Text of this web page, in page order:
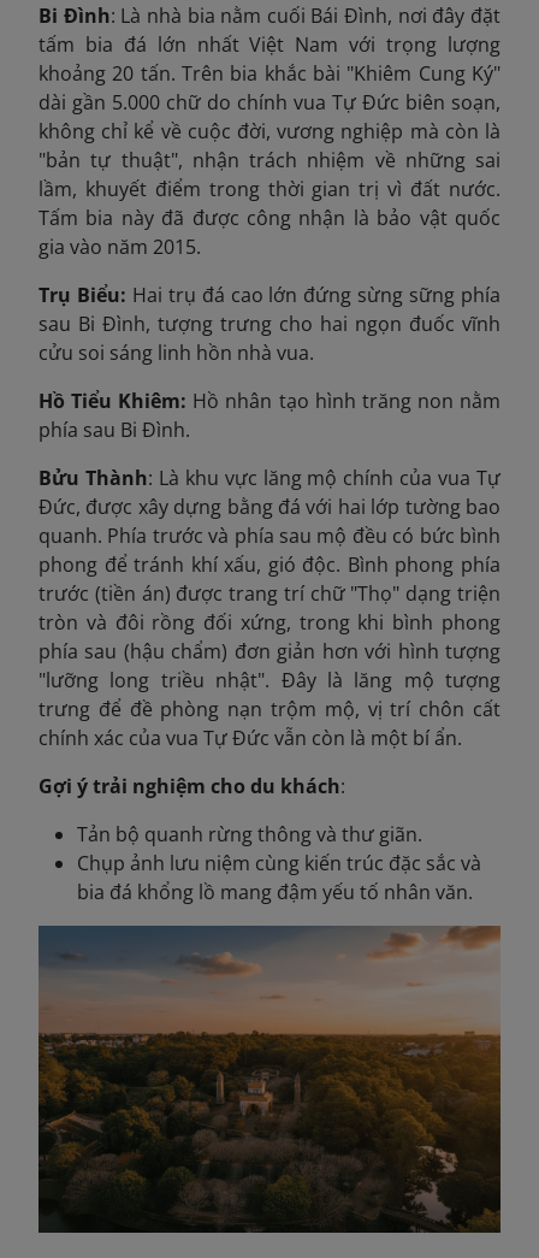
Bi Đình: Là nhà bia nằm cuối Bái Đình, nơi đây đặt
tấm bia đá lớn nhất Việt Nam với trọng lượng
khoảng 20 tấn. Trên bia khắc bài "Khiêm Cung Ký"
dài gần 5.000 chữ do chính vua Tự Đức biên soạn,
không chỉ kể về cuộc đời, vương nghiệp mà còn là
"bản tự thuật", nhận trách nhiệm về những sai
lầm, khuyết điểm trong thời gian trị vì đất nước.
Tấm bia này đã được công nhận là bảo vật quốc
gia vào năm 2015.
Trụ Biểu: Hai trụ đá cao lớn đứng sừng sững phía
sau Bi Đình, tượng trưng cho hai ngọn đuốc vĩnh
cửu soi sáng linh hồn nhà vua.
Hồ Tiểu Khiêm: Hồ nhân tạo hình trăng non nằm
phía sau Bi Đình.
Bửu Thành: Là khu vực lăng mộ chính của vua Tự
Đức, được xây dựng bằng đá với hai lớp tường bao
quanh. Phía trước và phía sau mộ đều có bức bình
phong để tránh khí xấu, gió độc. Bình phong phía
trước (tiền án) được trang trí chữ "Thọ" dạng triện
tròn và đôi rồng đối xứng, trong khi bình phong
phía sau (hậu chẩm) đơn giản hơn với hình tượng
"lưỡng long triều nhật". Đây là lăng mộ tượng
trưng để đề phòng nạn trộm mộ, vị trí chôn cất
chính xác của vua Tự Đức vẫn còn là một bí ẩn.
Gợi ý trải nghiệm cho du khách:
Tản bộ quanh rừng thông và thư giãn.
Chụp ảnh lưu niệm cùng kiến trúc đặc sắc và
bia đá khổng lồ mang đậm yếu tố nhân văn.